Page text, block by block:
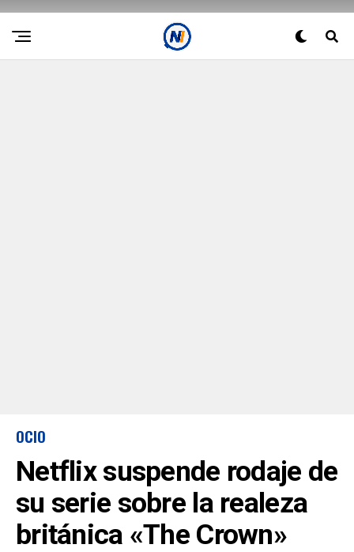
OCIO
Netflix suspende rodaje de
su serie sobre la realeza
británica «The Crown»